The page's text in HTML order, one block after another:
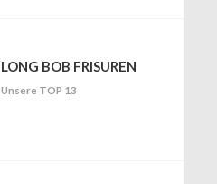
LONG BOB FRISUREN
Unsere TOP 13